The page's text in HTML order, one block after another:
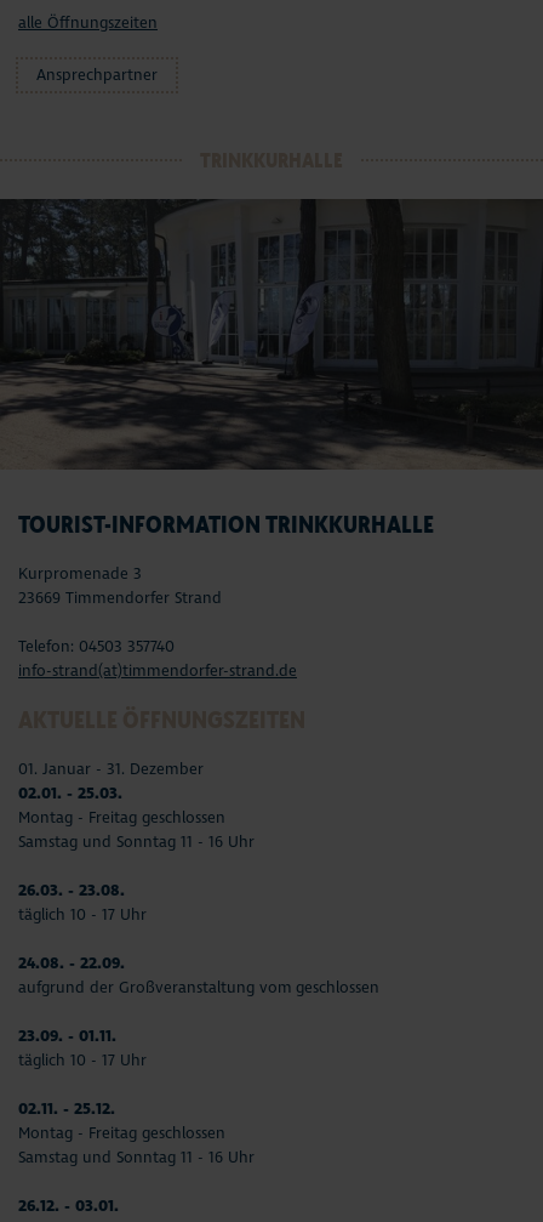
alle Öffnungszeiten
Ansprechpartner
TOURIST-INFORMATION TRINKKURHALLE
Kurpromenade 3
23669 Timmendorfer Strand
Telefon: 04503 357740
info-strand(at)timmendorfer-strand.de
01. Januar - 31. Dezember
02.01. - 25.03.
Montag - Freitag geschlossen
Samstag und Sonntag 11 - 16 Uhr
26.03. - 23.08.
täglich 10 - 17 Uhr
24.08. - 22.09.
aufgrund der Großveranstaltung vom geschlossen
23.09. - 01.11.
täglich 10 - 17 Uhr
02.11. - 25.12.
Montag - Freitag geschlossen
Samstag und Sonntag 11 - 16 Uhr
26.12. - 03.01.